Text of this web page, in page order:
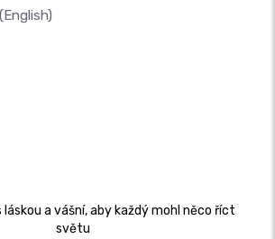
(English)
a vášní, aby každý mohl něco říct
světu